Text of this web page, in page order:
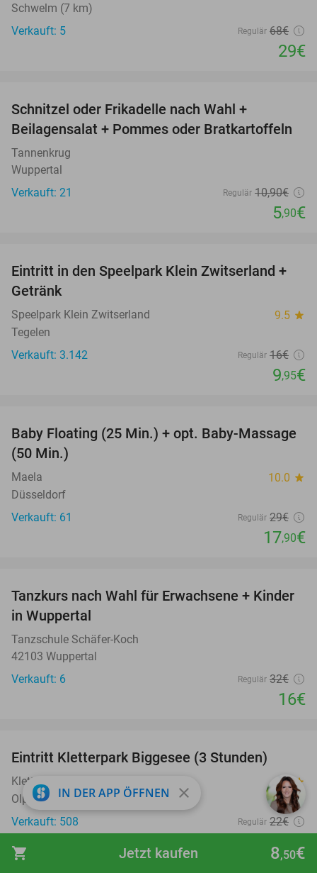
shopping_cart 8,50€
Jetzt kaufen
Schwelm (7 km)
Verkauft: 5
Regulär 68€
29€
Schnitzel oder Frikadelle nach Wahl +
Beilagensalat + Pommes oder Bratkartoffeln
Tannenkrug
Wuppertal
Verkauft: 21
Regulär 10,90€
5,90€
38%
Eintritt in den Speelpark Klein Zwitserland +
Getränk
Speelpark Klein Zwitserland 9.5 star
Tegelen
Verkauft: 3.142
Regulär 16€
9,95€
38%
Baby Floating (25 Min.) + opt. Baby-Massage
(50 Min.)
Maela 10.0 star
Düsseldorf
Verkauft: 61
Regulär 29€
17,90€
50%
Tanzkurs nach Wahl für Erwachsene + Kinder
in Wuppertal
Tanzschule Schäfer-Koch
42103 Wuppertal
Verkauft: 6
Regulär 32€
16€
Eintritt Kletterpark Biggesee (3 Stunden)
Kletterpark Biggesee 9.6star
Olpe
Verkauft: 508
Regulär 22€
favorite_border
IN DER APP ÖFFNEN close